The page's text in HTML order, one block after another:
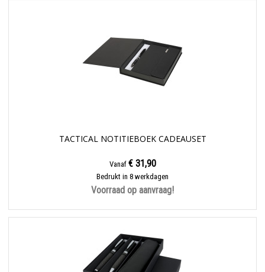
TACTICAL NOTITIEBOEK CADEAUSET
Vanaf € 31,90
Bedrukt in 8 werkdagen
Voorraad op aanvraag!